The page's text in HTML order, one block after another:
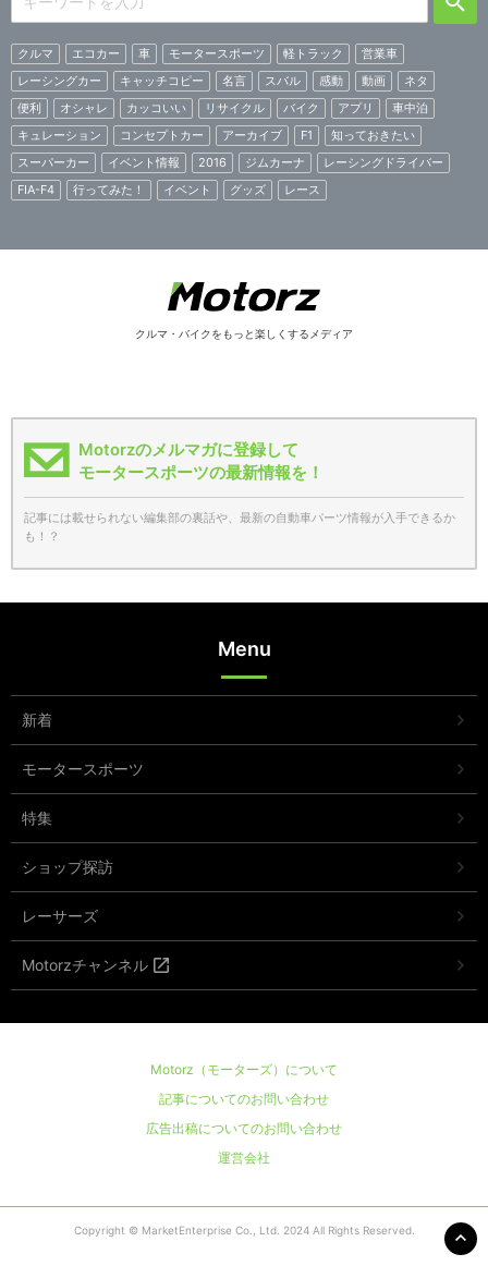
クルマ エコカー 車 モータースポーツ 軽トラック
営業車
レーシングカー
キャッチコピー 名言 スバル 感動 動画
ネタ
便利
オシャレ カッコいい リサイクル バイク アプリ
車中泊
キュレーション
コンセプトカー アーカイブ F1
知っておきたい
スーパーカー
イベント情報 2016 ジムカーナ
レーシングドライバー
FIA-F4
行ってみた！ イベント グッズ レース
クルマ・バイクをもっと楽しくするメディア
Motorzのメルマガに登録して
モータースポーツの最新情報を！
記事には載せられない編集部の裏話や、最新の自動車パーツ情報が入手できるか
も！？
Menu
新着
モータースポーツ
特集
ショップ探訪
レーサーズ
Motorzチャンネル
Motorz（モーターズ）について
記事についてのお問い合わせ
広告出稿についてのお問い合わせ
運営会社
Copyright © MarketEnterprise Co., Ltd. 2024 All Rights Reserved.